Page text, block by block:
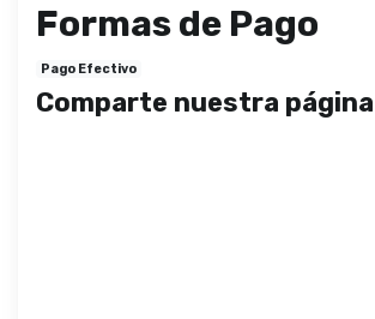
Formas de Pago
Pago Efectivo
Comparte nuestra página